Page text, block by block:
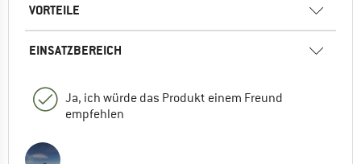
VORTEILE
EINSATZBEREICH
Ja, ich würde das Produkt einem Freund
empfehlen